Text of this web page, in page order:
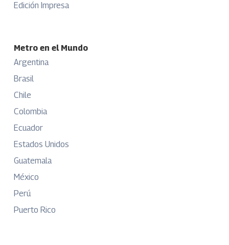
Edición Impresa
Metro en el Mundo
Argentina
Brasil
Chile
Colombia
Ecuador
Estados Unidos
Guatemala
México
Perú
Puerto Rico